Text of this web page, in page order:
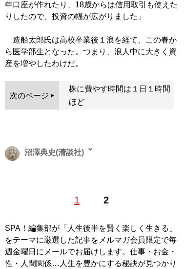
年口座が作れたり、18歳からは信用取引も使えた
りしたので、投資の幅が広がりました」
造船太郎氏は高校卒業後１浪を経て、この春か
ら医学部生となった。つまり、浪人中に大きく資
産を増やしたわけだ。
次のページ
株に費やす時間は１日１時間
ほど
1 2
沼澤典史(清談社)
わされた夫婦』、生駒明さん『フーゾクの現代史』、諸
ニケーション入門』、しみけんさん『モテる男39の法
則』。X(旧Twitter)： @numazawa_n
記事一覧へ
SPA！編集部が「人生後半を賢く楽しく生きる」
をテーマに厳選した記事をメルマガ会員限定で毎
週金曜日にメールでお届けします。仕事・お金・
性・人間関係…人生を豊かにする秘訣が見つかり